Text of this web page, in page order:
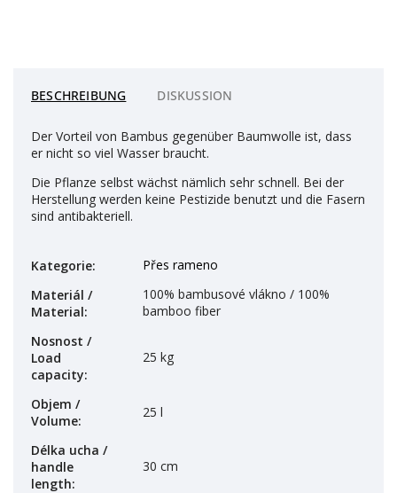
BESCHREIBUNG DISKUSSION
Der Vorteil von Bambus gegenüber Baumwolle ist, dass
er nicht so viel Wasser braucht.
Die Pflanze selbst wächst nämlich sehr schnell. Bei der
Herstellung werden keine Pestizide benutzt und die Fasern
sind antibakteriell.
Kategorie:
Přes rameno
Materiál /
Material:
100% bambusové vlákno / 100%
bamboo fiber
Nosnost /
Load
capacity:
25 kg
Objem /
Volume:
25 l
Délka ucha /
handle
length:
30 cm